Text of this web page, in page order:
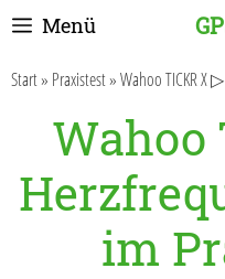
Zum
springen
Menü
Start» Praxistest»Wahoo TICKR X
Wahoo
im